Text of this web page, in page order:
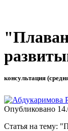
консультация
Опубликовано
Статья на тему: